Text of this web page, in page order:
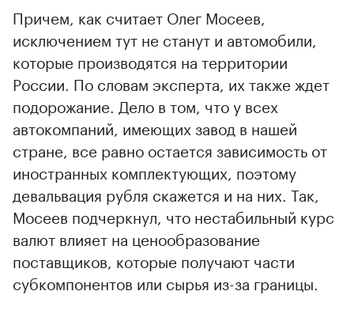
Причем, как считает Олег Мосеев,
исключением тут не станут и автомобили,
которые производятся на территории
России. По словам эксперта, их также ждет
подорожание. Дело в том, что у всех
автокомпаний, имеющих завод в нашей
стране, все равно остается зависимость от
иностранных комплектующих, поэтому
девальвация рубля скажется и на них. Так,
Мосеев подчеркнул, что нестабильный курс
валют влияет на ценообразование
поставщиков, которые получают части
субкомпонентов или сырья из-за границы.